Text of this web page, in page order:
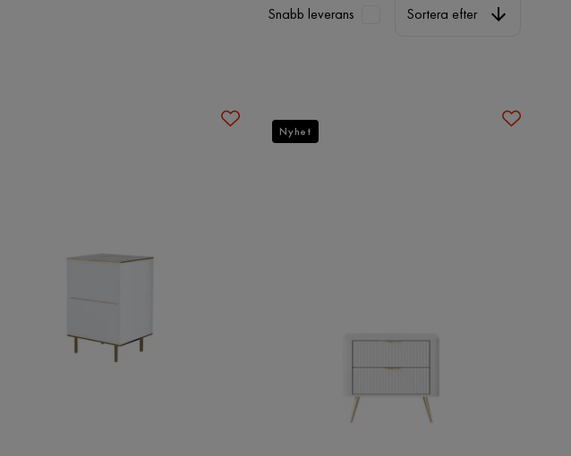
Snabb leverans Sortera efter
Nyhet